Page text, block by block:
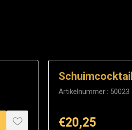
Artikelnummer:: 50023
€20,25